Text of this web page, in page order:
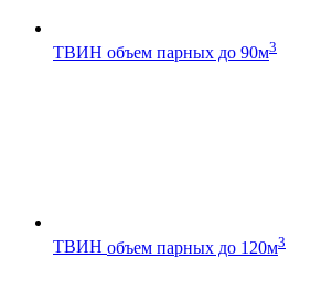
ТВИН объем парных до 90м3
ТВИН объем парных до 120м3